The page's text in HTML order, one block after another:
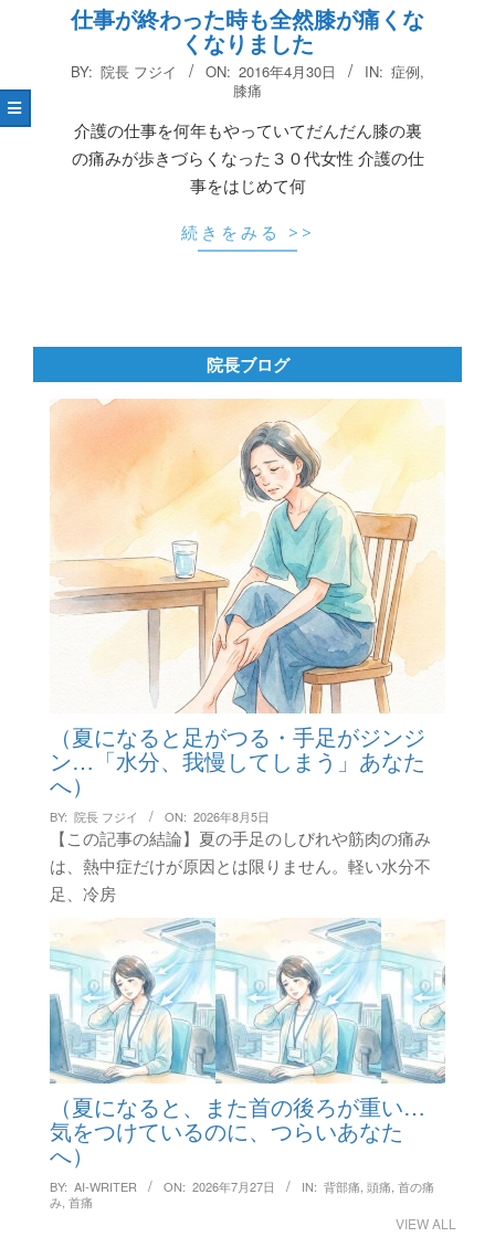
仕事が終わった時も全然膝が痛くな
くなりました
2016-
BY: 院長 フジイ ON: 2016年4月30日 IN: 症例,
膝痛
介護の仕事を何年もやっていてだんだん膝の裏
の痛みが歩きづらくなった３０代女性 介護の仕
事をはじめて何
続きをみる >>
院長ブログ
（夏になると足がつる・手足がジンジ
ン…「水分、我慢してしまう」あなた
へ）
BY: 院長 フジイ ON: 2026年8月5日
【この記事の結論】夏の手足のしびれや筋肉の痛み
は、熱中症だけが原因とは限りません。軽い水分不
足、冷房
（夏になると、また首の後ろが重い…
気をつけているのに、つらいあなた
へ）
BY: AI-WRITER ON: 2026年7月27日 IN: 背部痛 頭痛 首の痛
み 首痛
VIEW ALL